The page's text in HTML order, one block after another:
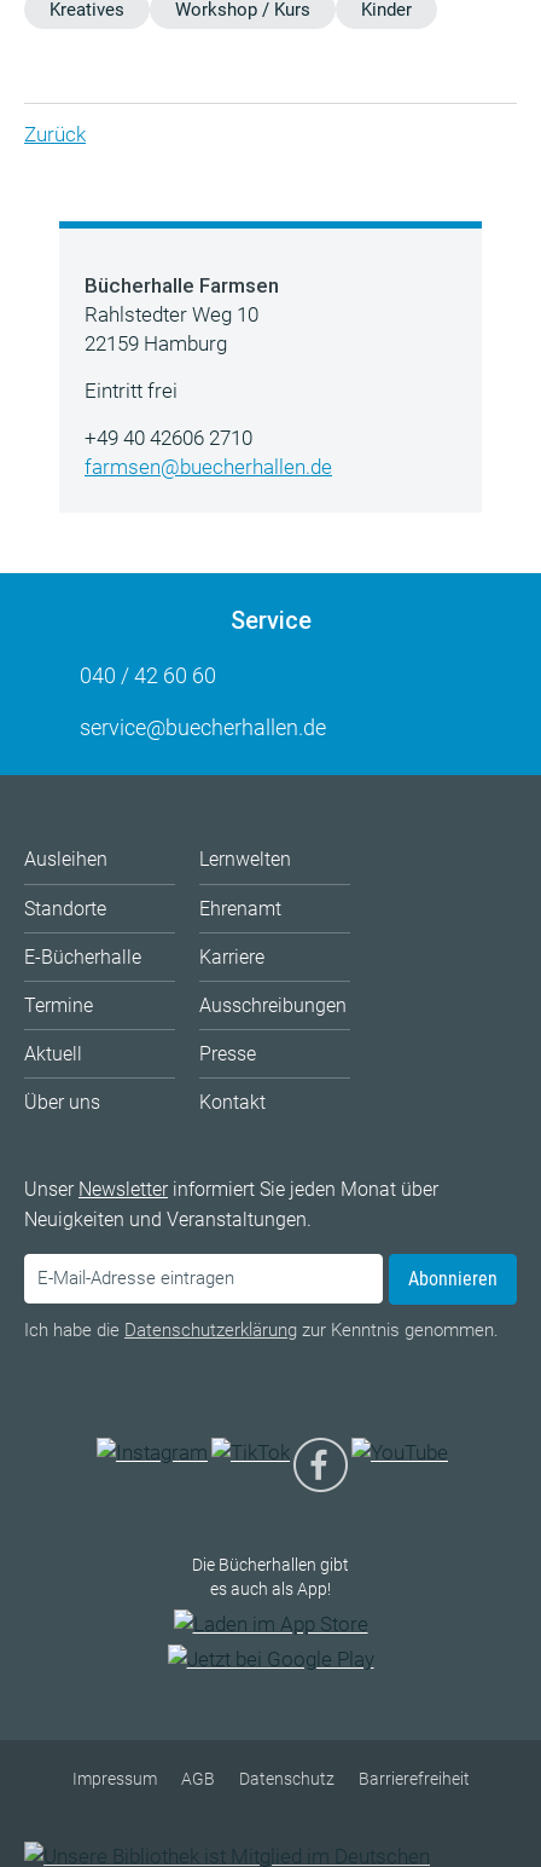
Kreatives Workshop / Kurs Kinder
Zurück
Bücherhalle Farmsen
Rahlstedter Weg 10
22159 Hamburg
Eintritt frei
+49 40 42606 2710
farmsen@buecherhallen.de
Service
040 / 42 60 60
service@buecherhallen.de
Ausleihen
Standorte
E-Bücherhalle
Termine
Aktuell
Über uns
Lernwelten
Ehrenamt
Karriere
Ausschreibungen
Presse
Kontakt
Unser Newsletterinformiert Sie jeden Monat über
Neuigkeiten und Veranstaltungen.
Abonnieren
Ich habe die Datenschutzerklärung zur Kenntnis genommen.
Die Bücherhallen gibt
es auch als App!
Impressum AGB Datenschutz Barrierefreiheit